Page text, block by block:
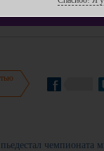
пьедестал